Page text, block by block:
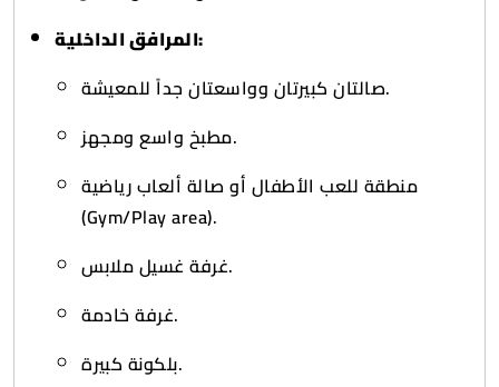
المرافق الداخلية:
صالتان كبيرتان وواسعتان جداً للمعيشة.
مطبخ واسع ومجهز.
منطقة للعب الأطفال أو صالة ألعاب رياضية
(Gym/Play area).
غرفة غسيل ملابس.
غرفة خادمة.
بلكونة كبيرة.